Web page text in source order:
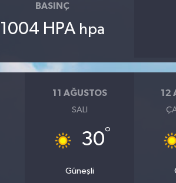
BASINÇ
1004 HPA hpa
11 AĞUSTOS
SALI
30°
Güneşli
12